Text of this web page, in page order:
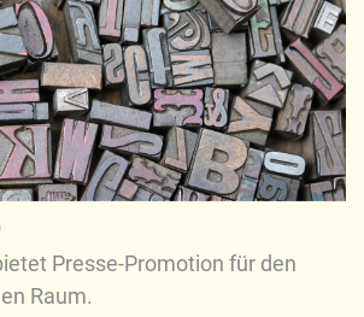
Presse-Promotion für den
Raum.